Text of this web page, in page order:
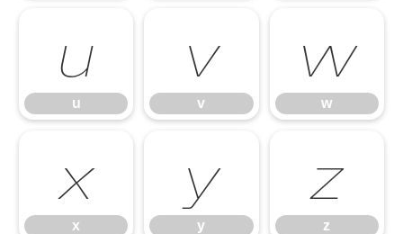
u
u
v
v
w
w
x
x
y
y
z
z